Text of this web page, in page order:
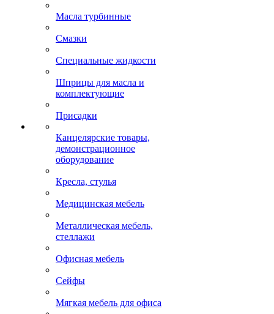
Масла турбинные
Смазки
Специальные жидкости
Шприцы для масла и
комплектующие
Присадки
Канцелярские товары,
демонстрационное
оборудование
Кресла, стулья
Медицинская мебель
Металлическая мебель,
стеллажи
Офисная мебель
Сейфы
Мягкая мебель для офиса